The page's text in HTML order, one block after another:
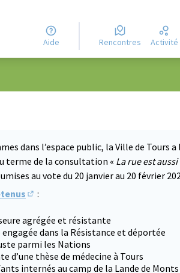
Aide Rencontres Activité
dans l’espace public, la Ville de Tours a
terme de la consultation « La rue est
au vote du 20 janvier au 20 février
:
agrégée et résistante
dans la Résistance et déportée
parmi les Nations
d’une thèse de médecine à Tours
internés au camp de la Lande de